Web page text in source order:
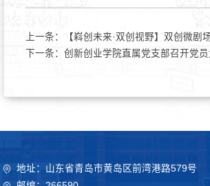
上一条：
【嵙创未来·双创视野】双创微剧
下一条： 创新创业学院直属党支部召开党员
地址：山东省青岛市黄岛区前湾港路579号